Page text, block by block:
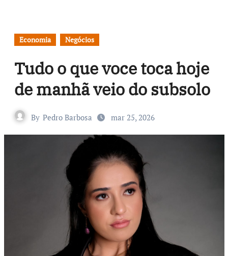
Economia Negócios
Tudo o que voce toca hoje
de manhã veio do subsolo
By Pedro Barbosa mar 25, 2026